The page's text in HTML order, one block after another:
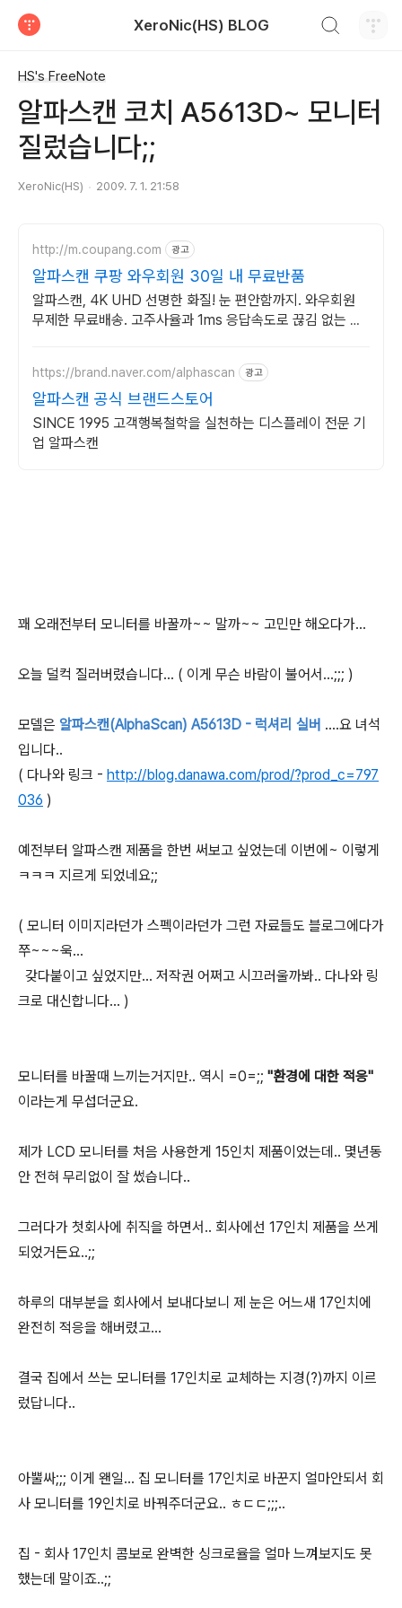
XeroNic(HS) BLOG
HS's FreeNote
알파스캔 코치 A5613D~ 모니터
질렀습니다;;
XeroNic(HS) 2009. 7. 1. 21:58
http://m.coupang.com 광고
알파스캔 쿠팡 와우회원 30일 내 무료반품
알파스캔, 4K UHD 선명한 화질! 눈 편안함까지. 와우회원
무제한 무료배송. 고주사율과 1ms 응답속도로 끊김 없는 모
https://brand.naver.com/alphascan 광고
알파스캔 공식 브랜드스토어
SINCE 1995 고객행복철학을 실천하는 디스플레이 전문 기
업 알파스캔
꽤 오래전부터 모니터를 바꿀까~~ 말까~~ 고민만 해오다가...
오늘 덜컥 질러버렸습니다... ( 이게 무슨 바람이 불어서...;;; )
모델은 알파스캔(AlphaScan) A5613D - 럭셔리 실버 ....요 녀석
입니다..
( 다나와 링크 - http://blog.danawa.com/prod/?prod_c=797
036 )
예전부터 알파스캔 제품을 한번 써보고 싶었는데 이번에~ 이렇게
ㅋㅋㅋ 지르게 되었네요;;
( 모니터 이미지라던가 스펙이라던가 그런 자료들도 블로그에다가
쭈~~~욱...
갖다붙이고 싶었지만... 저작권 어쩌고 시끄러울까봐.. 다나와 링
크로 대신합니다... )
모니터를 바꿀때 느끼는거지만.. 역시 =0=;; "환경에 대한 적응"
이라는게 무섭더군요.
제가 LCD 모니터를 처음 사용한게 15인치 제품이었는데.. 몇년동
안 전혀 무리없이 잘 썼습니다..
그러다가 첫회사에 취직을 하면서.. 회사에선 17인치 제품을 쓰게
되었거든요..;;
하루의 대부분을 회사에서 보내다보니 제 눈은 어느새 17인치에
완전히 적응을 해버렸고...
결국 집에서 쓰는 모니터를 17인치로 교체하는 지경(?)까지 이르
렀답니다..
아뿔싸;;; 이게 왠일... 집 모니터를 17인치로 바꾼지 얼마안되서 회
사 모니터를 19인치로 바꿔주더군요.. ㅎㄷㄷ;;;..
집 - 회사 17인치 콤보로 완벽한 싱크로율을 얼마 느껴보지도 못
했는데 말이죠..;;